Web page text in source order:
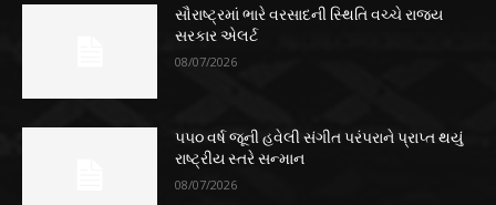
સૌરાષ્ટ્રમાં ભારે વરસાદની સ્થિતિ વચ્ચે રાજ્ય
સરકાર એલર્ટ
08/07/2026
૫૫૦ વર્ષ જૂની હવેલી સંગીત પરંપરાને પ્રાપ્ત થયું
રાષ્ટ્રીય સ્તરે સન્માન
08/07/2026